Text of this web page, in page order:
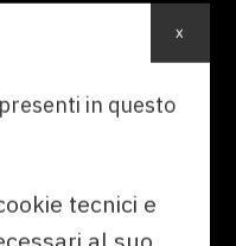
il futuro
in questo
tecnici e
x